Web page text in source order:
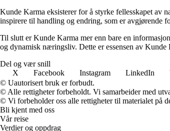
Kunde Karma eksisterer for å styrke fellesskapet av
inspirere til handling og endring, som er avgjørende
Til slutt er Kunde Karma mer enn bare en
og dynamisk næringsliv. Dette er essensen av
Del og vær snill
X
Facebook Instagram LinkedIn
© Uautorisert bruk er forbudt.
© Alle rettigheter forbeholdt. Vi samarbeider med
© Vi forbeholder oss alle rettigheter til materialet på
Bli kjent med oss
Vår reise
Verdier og oppdrag